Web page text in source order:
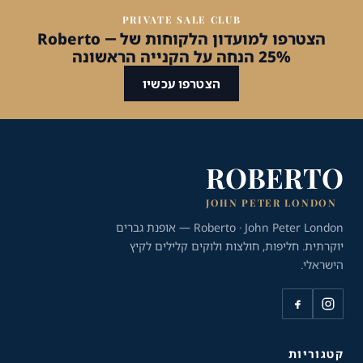
PRIVATE SALE CLUB
הצטרפו למועדון הלקוחות של Roberto —
25% הנחה על הקנייה הראשונה
הצטרפו עכשיו
ROBERTO
JOHN PETER LONDON
Roberto · John Peter London — אופנת גברים
יוקרתית. חליפות, חולצות ולוקים קלילים לקיץ
הישראלי.
קטגוריות